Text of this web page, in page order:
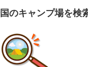
のキャンプ場を検